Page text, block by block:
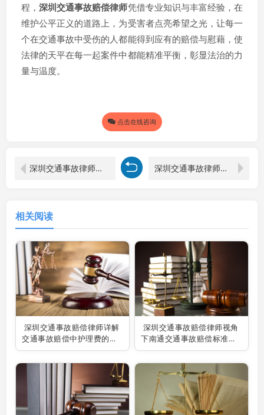
程，深圳交通事故赔偿律师凭借专业知识与丰富经验，在
维护公平正义的道路上，为受害者点亮希望之光，让每一
个在交通事故中受伤的人都能得到应有的赔偿与慰藉，使
法律的天平在每一起案件中都能精准平衡，彰显法治的力
量与温度。
点击在线咨询
深圳交通事故律师解读：农村交通事故赔偿范围全解析 深圳交通事故律师解读：汽车全责撞人赔偿的那些事儿
相关阅读
深圳交通事故赔偿律师详解
交通事故赔偿中护理费的计
算方法
深圳交通事故赔偿律师视角
下南通交通事故赔偿标准之
解析